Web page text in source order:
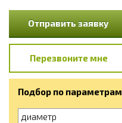
Отправить заявку
Перезвоните мне
Подбор по параметрам
диаметр